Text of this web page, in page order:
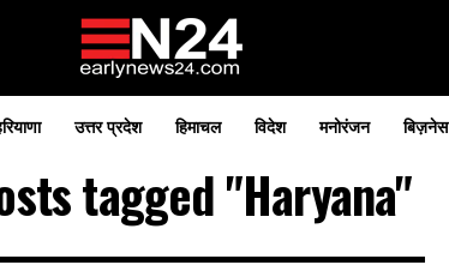
उत्तर प्रदेश हिमाचल विदेश मनोरंजन बिज़नेस
tagged "Haryana"